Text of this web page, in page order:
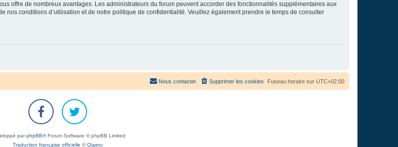
offre de nombreux avantages. Les administrateurs du forum peuvent accorder des fonctionnalités supplémentaires aux
nos conditions d’utilisation et de notre politique de confidentialité. Veuillez également prendre le temps de consulter
Fuseau horaire sur UTC+02:00
Supprimer les cookies
Nous contacter
parphpBB® Forum Software © phpBB Limited
Traduction française officielle ©Qiaeru